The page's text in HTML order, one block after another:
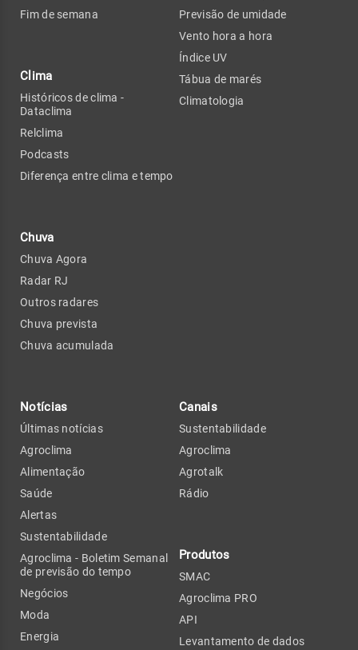
Fim de semana
Clima
Históricos de clima -
Dataclima
Relclima
Podcasts
Diferença entre clima e tempo
Chuva
Chuva Agora
Radar RJ
Outros radares
Chuva prevista
Chuva acumulada
Previsão de umidade
Vento hora a hora
Índice UV
Tábua de marés
Climatologia
Notícias
Últimas notícias
Agroclima
Alimentação
Saúde
Alertas
Sustentabilidade
Agroclima - Boletim Semanal
de previsão do tempo
Negócios
Moda
Energia
Canais
Sustentabilidade
Agroclima
Agrotalk
Rádio
Produtos
SMAC
Agroclima PRO
API
Levantamento de dados